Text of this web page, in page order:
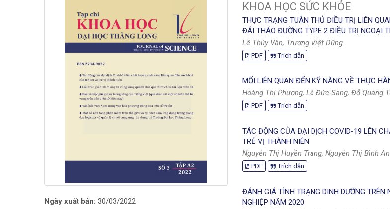
Ngày xuất bản: 30/03/2022
KHOA HỌC SỨC KHỎE
THỰC TRẠNG TUÂN THỦ ĐIỀU TRỊ LIÊN
ĐÁI THÁO ĐƯỜNG TYPE 2 ĐIỀU TRỊ NGOẠI
Lê Thúy Vân, Trương Việt Dũng
PDF Trích dẫn
MỐI LIÊN QUAN ĐẾN KỸ NĂNG VỀ THỰC
Hoàng Thị Phương, Lê Đức Sang, Đỗ Quang
PDF Trích dẫn
TÁC ĐỘNG CỦA ĐẠI DỊCH COVID-19 LÊN
TRẺ VỊ THÀNH NIÊN
Nguyễn Thị Huyền Trang, Nguyễn Thị Bình An
PDF Trích dẫn
ĐÁNH GIÁ TÌNH TRẠNG DINH DƯỠNG
NGHIỆP NĂM 2020